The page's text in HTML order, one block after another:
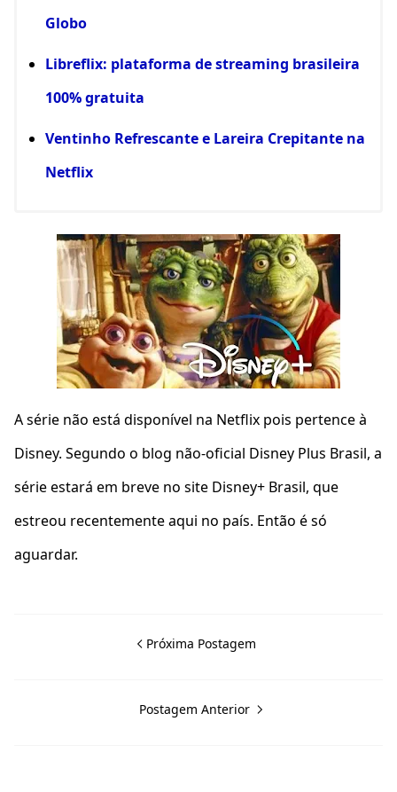
Globo
Libreflix: plataforma de streaming brasileira
100% gratuita
Ventinho Refrescante e Lareira Crepitante na
Netflix
A série não está disponível na Netflix pois pertence à
Disney. Segundo o blog não-oficial Disney Plus Brasil, a
série estará em breve no site Disney+ Brasil, que
estreou recentemente aqui no país. Então é só
aguardar.
Próxima Postagem
Postagem Anterior